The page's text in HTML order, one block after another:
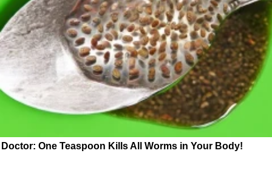
Doctor: One Teaspoon Kills All Worms in Your Body!